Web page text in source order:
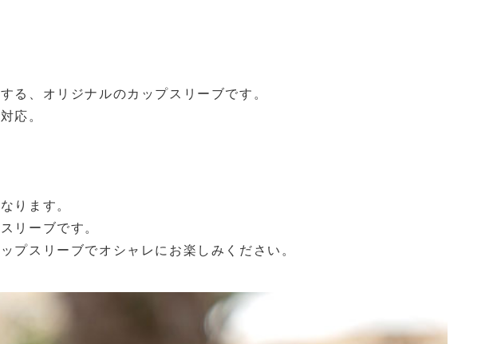
る、オリジナルのカップスリーブです。
応。
ります。
リーブです。
プスリーブでオシャレにお楽しみください。